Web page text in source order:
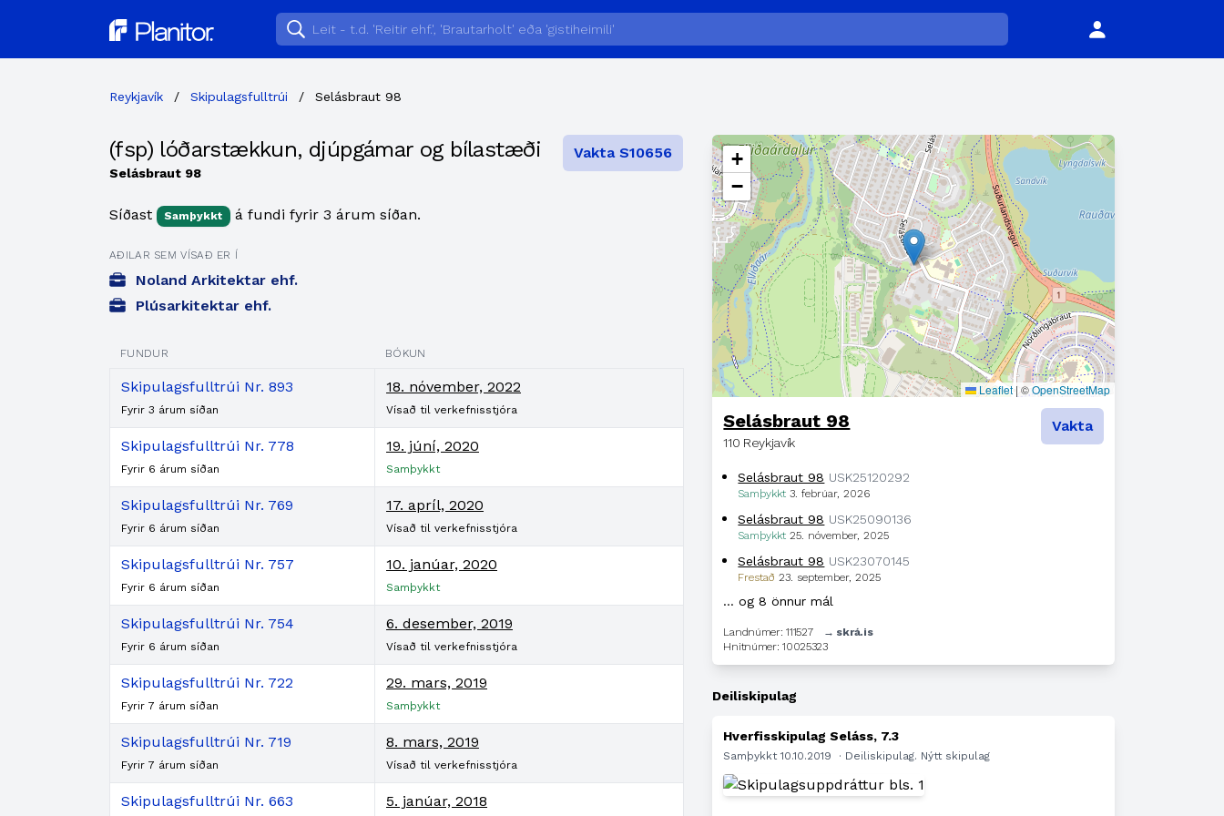
Planitor
Reykjavík / Skipulagsfulltrúi / Selásbraut 98
(fsp) lóðarstækkun, djúpgámar og bílastæði
Selásbraut 98
Vakta S10656
Síðast Samþykkt á fundi fyrir 3 árum síðan.
AÐILAR SEM VÍSAÐ ER Í
Noland Arkitektar ehf.
Plúsarkitektar ehf.
FUNDUR BÓKUN
Skipulagsfulltrúi Nr. 893
Fyrir 3 árum síðan
18. nóvember, 2022
Vísað til verkefnisstjóra
Skipulagsfulltrúi Nr. 778
Fyrir 6 árum síðan
19. júní, 2020
Samþykkt
Skipulagsfulltrúi Nr. 769
Fyrir 6 árum síðan
17. apríl, 2020
Vísað til verkefnisstjóra
Skipulagsfulltrúi Nr. 757
Fyrir 6 árum síðan
10. janúar, 2020
Samþykkt
Skipulagsfulltrúi Nr. 754
Fyrir 6 árum síðan
6. desember, 2019
Vísað til verkefnisstjóra
Skipulagsfulltrúi Nr. 722
Fyrir 7 árum síðan
29. mars, 2019
Samþykkt
Skipulagsfulltrúi Nr. 719
Fyrir 7 árum síðan
8. mars, 2019
Vísað til verkefnisstjóra
Skipulagsfulltrúi Nr. 663 5. janúar, 2018
+
−
Leaflet | ©OpenStreetMap
Selásbraut 98
110 Reykjavík
Vakta
Selásbraut 98 USK25120292
Samþykkt3. febrúar, 2026
Selásbraut 98 USK25090136
Samþykkt25. nóvember, 2025
Selásbraut 98 USK23070145
Frestað23. september, 2025
… og 8 önnur mál
Landnúmer: 111527
→ skrá.is
Hnitnúmer: 10025323
Deiliskipulag
Hverfisskipulag Seláss, 7.3
Samþykkt 10.10.2019 · Deiliskipulag. Nýtt skipulag